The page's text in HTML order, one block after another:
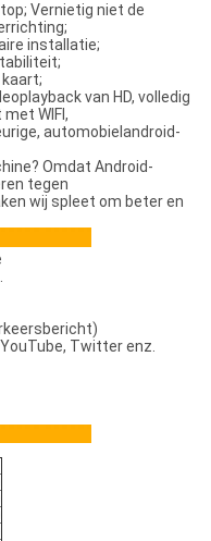
Vernietig niet de
installatie;
van HD, volledig
WIFI,
automobielandroid-
Omdat Android-
tegen
wij spleet om beter en
Twitter enz.